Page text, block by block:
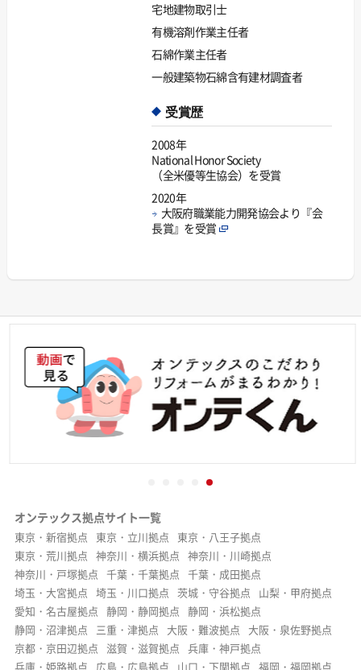
宅地建物取引士
有機溶剤作業主任者
石綿作業主任者
一般建築物石綿含有建材調査者
受賞歴
2008年
National Honor Society
（全米優等生協会） を受賞
2020年
大阪府職業能力開発協会より『会
長賞』を受賞
オンテックス拠点サイト一覧
東京・新宿拠点 東京・立川拠点
東京・八王子拠点
東京・荒川拠点 神奈川・横浜拠点 神奈川・川崎拠点
神奈川・戸塚拠点
千葉・千葉拠点
千葉・成田拠点
埼玉・大宮拠点 埼玉・川口拠点 茨城・守谷拠点
山梨・甲府拠点
愛知・名古屋拠点 静岡・静岡拠点 静岡・浜松拠点
静岡・沼津拠点
三重・津拠点 大阪・難波拠点
大阪・泉佐野拠点
京都・京田辺拠点 滋賀・滋賀拠点 兵庫・神戸拠点
兵庫・姫路拠点
広島・広島拠点 山口・下関拠点 福岡・福岡拠点